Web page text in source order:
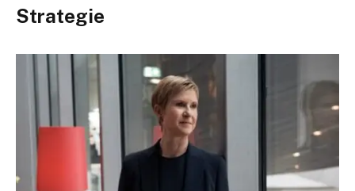
Strategie